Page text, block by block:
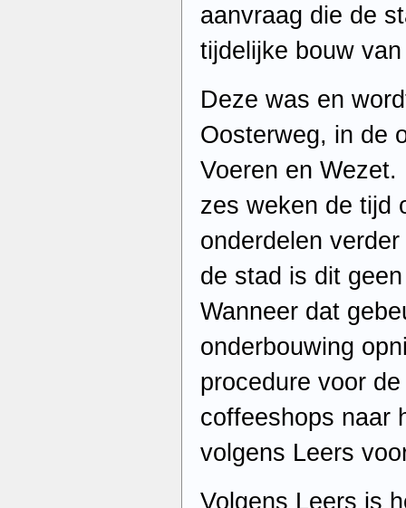
aanvraag die de
tijdelijke bouw
Deze was en
Oosterweg, in de
Voeren en
zes weken de tijd
onderdelen
de stad is dit
Wanneer dat
onderbouwing
procedure voor
coffeeshops naar
volgens Leers
Volgens Leers is